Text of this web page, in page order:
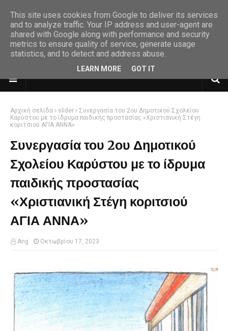
Αρχική σελίδα slider
Συνεργασία του 2ου Δημοτικού Σχολείου
Καρύστου με το ίδρυμα παιδικής προστασίας «Χριστιανική Στέγη
κοριτσιού ΑΓΙΑ ΑΝΝΑ»
Συνεργασία του 2ου Δημοτικού
Σχολείου Καρύστου με το ίδρυμα
παιδικής προστασίας
«Χριστιανική Στέγη κοριτσιού
ΑΓΙΑ ΑΝΝΑ»
Ang Οκτωβρίου 17, 2023
This site uses cookies from Google to deliver its services
and to analyze traffic. Your IP address and user-agent are
shared with Google along with performance and security
metrics to ensure quality of service, generate usage
statistics, and to detect and address abuse.
LEARN MORE GOT IT